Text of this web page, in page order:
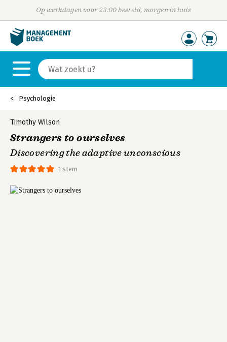
Op werkdagen voor 23:00 besteld, morgen in huis
Psychologie
1 stem
Timothy Wilson
Strangers to ourselves
Discovering the adaptive unconscious